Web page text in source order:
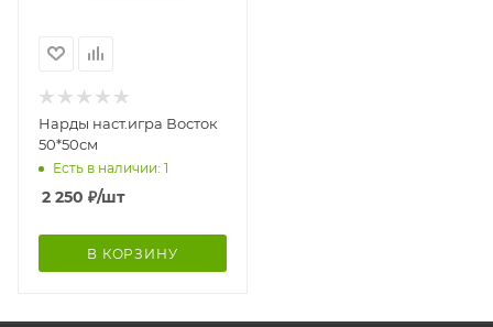
Нарды наст.игра Восток
50*50см
Есть в наличии: 1
2 250 ₽/шт
В КОРЗИНУ